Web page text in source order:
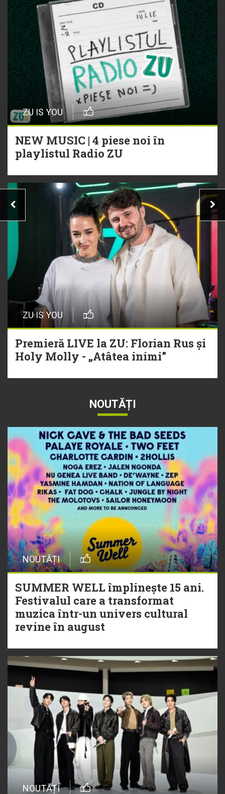
ZU IS YOU
NEW MUSIC | 4 piese noi în
playlistul Radio ZU
ZU IS YOU
Premieră LIVE la ZU: Florian Rus și
Holy Molly - „Atâtea inimi”
NOUTĂȚI
NOUTĂȚI
SUMMER WELL împlinește 15 ani.
Festivalul care a transformat
muzica într-un univers cultural
revine în august
NOUTĂȚI